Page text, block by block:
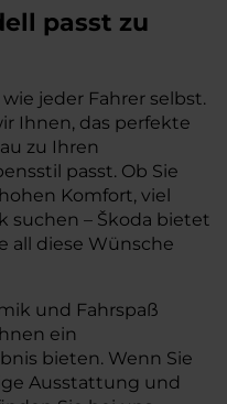
passt zu
jeder Fahrer selbst.
Ihnen, das perfekte
zu Ihren
passt. Ob Sie
Komfort, viel
suchen – Škoda bietet
all diese Wünsche
und Fahrspaß
ein
bieten. Wenn Sie
Ausstattung und